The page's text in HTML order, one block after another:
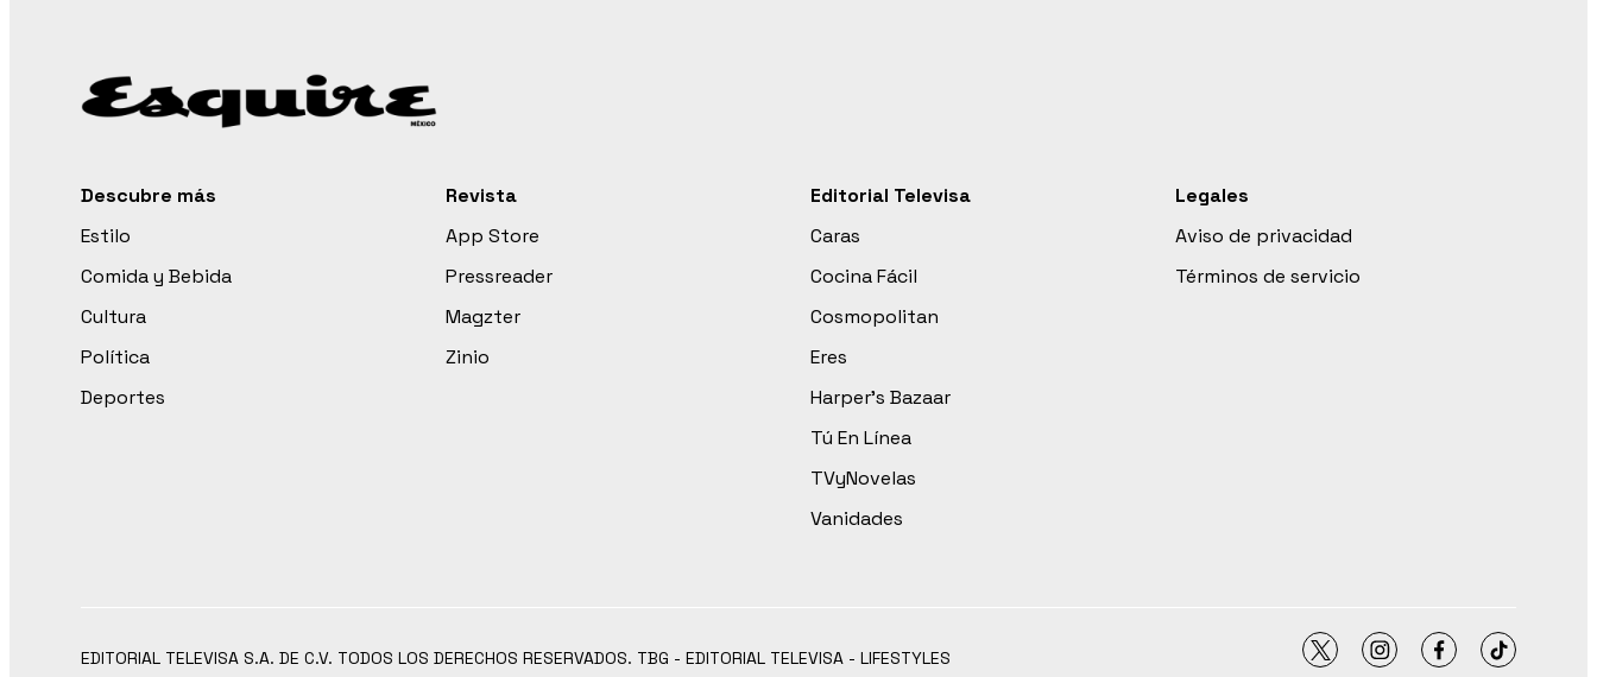
Descubre más
Estilo
Comida y Bebida
Cultura
Política
Deportes
Revista
App Store
Pressreader
Magzter
Zinio
Editorial Televisa
Caras
Cocina Fácil
Cosmopolitan
Eres
Harper’s Bazaar
Tú En Línea
TVyNovelas
Vanidades
Legales
Aviso de privacidad
Términos de servicio
EDITORIAL TELEVISA S.A. DE C.V. TODOS LOS DERECHOS RESERVADOS. TBG - EDITORIAL TELEVISA - LIFESTYLES twitterinstagram
facebooktiktok